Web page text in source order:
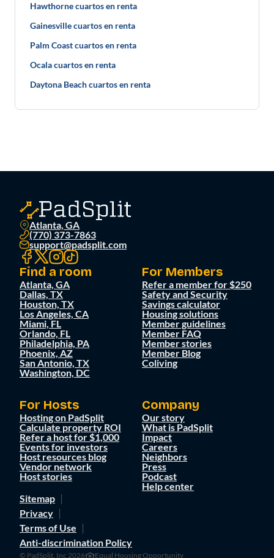
Hawthorne cuartos en renta
Gainesville cuartos en renta
Palm Coast cuartos en renta
Ocala cuartos en renta
Daytona Beach cuartos en renta
Atlanta, GA
(770) 373-7863
support@padsplit.com
Find a room
Atlanta, GA
Dallas, TX
Houston, TX
Los Angeles, CA
Miami, FL
Orlando, FL
Philadelphia, PA
Phoenix, AZ
San Antonio, TX
Washington, DC
For Members
Refer a member for $250
Safety and Security
Savings calculator
Housing solutions
Member guidelines
Member FAQ
Member stories
Member Blog
Coliving
For Hosts
Hosting on PadSplit
Calculate property ROI
Refer a host for $1,000
Events for investors
Host resources blog
Vendor network
Host stories
Company
Our story
What is PadSplit
Impact
Careers
Neighbors
Press
Podcast
Help center
Sitemap
Privacy
Terms of Use
Anti-discrimination Policy
© PadSplit, Inc 2026 Equal Housing Opportunity